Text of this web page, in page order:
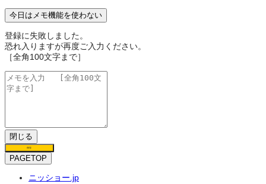
今日はメモ機能を使わない
登録に失敗しました。
恐れ入りますが再度ご入力ください。
［全角100文字まで］
閉じる
保存
PAGETOP
ニッショー.jp